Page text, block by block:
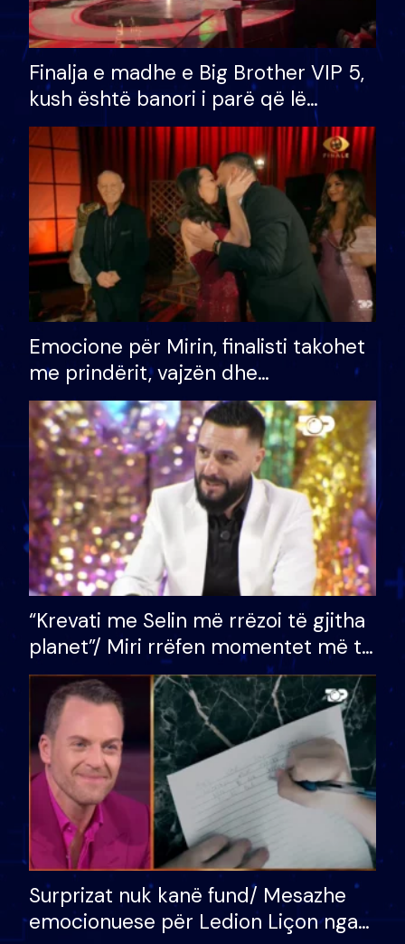
Finalja e madhe e Big Brother VIP 5,
kush është banori i parë që lë
shtëpinë dhe humb mundësinë për
të fituar çmimin e madh
Emocione për Mirin, finalisti takohet
me prindërit, vajzën dhe
bashkëshorten: S’kemi ndonjë letër
divorci apo jo?
“Krevati me Selin më rrëzoi të gjitha
planet”/ Miri rrëfen momentet më të
bukura në shtëpinë e BB VIP: Do më
mungojë zilja e mëngjesit kur…
Surprizat nuk kanë fund/ Mesazhe
emocionuese për Ledion Liçon nga